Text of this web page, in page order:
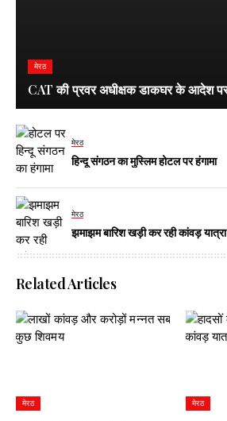
मेरठ
CAT की प्रवर अधीक्षक डाकघर के आदेश
मेरठ
हिन्दू संगठन का मुस्लिम होटल पर हंगामा
मेरठ
झमाझम बारिश खड़ी कर रही कांवड़
Related Articles
मेरठ मेरठ